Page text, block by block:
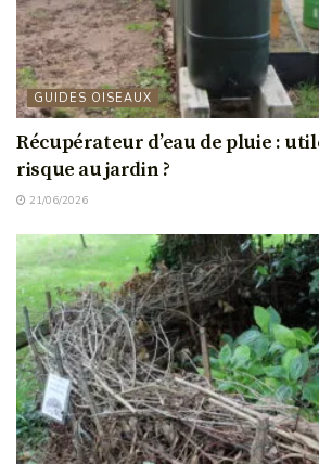
GUIDES OISEAUX
Récupérateur d’eau de pluie :
risque au jardin ?
21/06/2026